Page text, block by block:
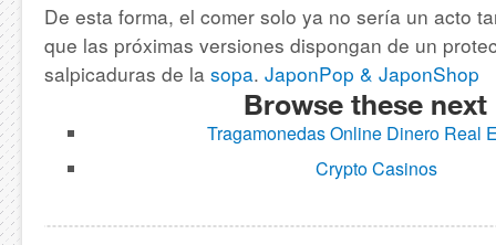
De esta forma, el comer solo ya no sería un acto
que las próximas versiones dispongan de un
salpicaduras de la sopa. JaponPop & JaponShop
Browse these next
Tragamonedas Online Dinero Real
Crypto Casinos